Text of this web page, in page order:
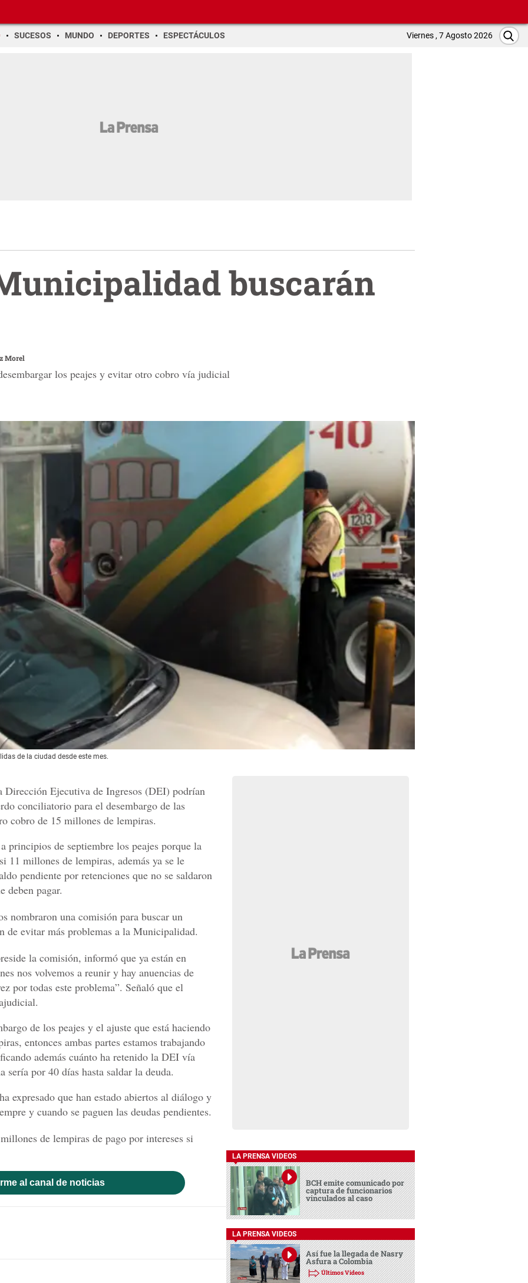
SUCESOS MUNDO DEPORTES ESPECTÁCULOS Viernes , 7 Agosto 2026
buscarán
Morel
los peajes y evitar otro cobro vía judicial
de la ciudad desde este mes.
Dirección Ejecutiva de Ingresos (DEI) podrían
conciliatorio para el desembargo de las
cobro de 15 millones de lempiras.
principios de septiembre los peajes porque la
11 millones de lempiras, además ya se le
pendiente por retenciones que no se saldaron
deben pagar.
nombraron una comisión para buscar un
de evitar más problemas a la Municipalidad.
la comisión, informó que ya están en
nos volvemos a reunir y hay anuencias de
por todas este problema”. Señaló que el
de los peajes y el ajuste que está haciendo
entonces ambas partes estamos trabajando
además cuánto ha retenido la DEI vía
sería por 40 días hasta saldar la deuda.
expresado que han estado abiertos al diálogo y
y cuando se paguen las deudas pendientes.
de lempiras de pago por intereses si
al canal de noticias
LA PRENSA VIDEOS
BCH emite comunicado por
captura de funcionarios
vinculados al caso
LA PRENSA VIDEOS
Así fue la llegada de Nasry
Asfura a Colombia
Últimos Videos